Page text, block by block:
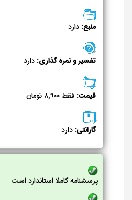
منبع: دارد
تفسیر و نمره گذاری: دارد
قیمت: فقط ۸,۹۰۰ تومان
گارانتی: دارد
پرسشنامه کاملا استاندارد است